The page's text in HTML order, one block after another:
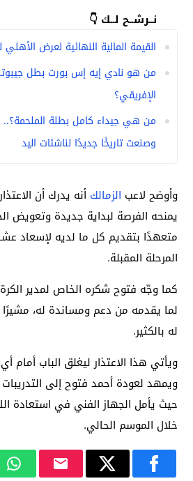
نــرشــح لــك 👇
القيمة المالية النهائية لعرض
من هو نادي إيه إس بورت بطل
الإفريقي؟
من هي جيداء كامل بطلة الملحمة؟..
وصنعت تاريخًا جديدًا لناشئات اليد
وأوضح لاعب الزمالك أنه يدرك أن
يمنحه الفرصة لبداية جديدة وتعويض
متعهدًا بتقديم كل ما لديه لإسعاد
المرحلة المقبلة.
كما وجّه فتوح شكره الخاص لمدير الكرة،
لما يقدمه من دعم ومساندة له،
له بالكثير.
ويأتي هذا الاعتذار ليغلق الباب أمام
ويمهد لعودة أحمد فتوح إلى التدريبات
حيث يأمل الجهاز الفني في استعادة
خلال الموسم الحالي.